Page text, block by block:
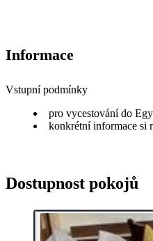
Informace
Vstupní podmínky
pro vycestování do
konkrétní informace si
Dostupnost pokojů